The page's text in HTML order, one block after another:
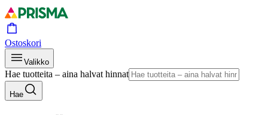
Ostoskori
Valikko
Hae tuotteita – aina halvat hinnat
Hae